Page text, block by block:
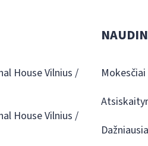
House Vilnius /
House Vilnius /